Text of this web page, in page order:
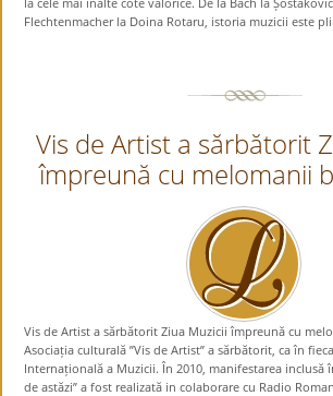
Flechtenmacher la Doina Rotaru, istoria muzicii este
Vis de Artist a sărbătorit
împreună cu melomanii
Vis de Artist a sărbătorit Ziua Muzicii împreună cu
Asociația culturală ”Vis de Artist” a sărbătorit, ca în
Internațională a Muzicii. În 2010, manifestarea inclusă
de astăzi” a fost realizată in colaborare cu Radio